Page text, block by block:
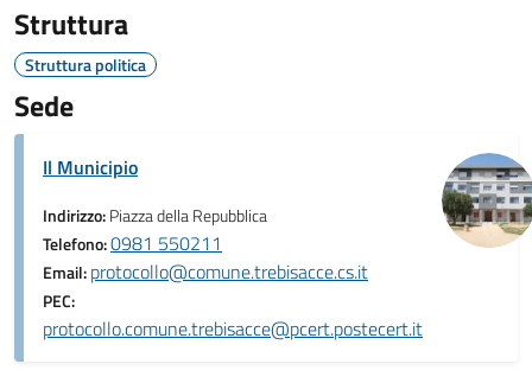
Struttura
Struttura politica
Sede
Il Municipio
Indirizzo:Piazza della Repubblica
Telefono:0981 550211
Email:protocollo@comune.trebisacce.cs.it
PEC:
protocollo.comune.trebisacce@pcert.postecert.it